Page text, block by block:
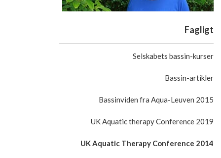
Fagligt
Selskabets bassin-kurser
Bassin-artikler
Bassinviden fra Aqua-Leuven 2015
UK Aquatic therapy Conference 2019
UK Aquatic Therapy Conference 2014